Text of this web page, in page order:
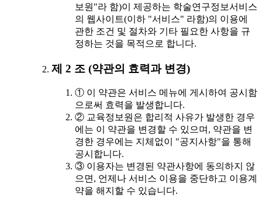
보원"라 함)이 제공하는 학술연구정보서비스
의 웹사이트(이하 "서비스" 라함)의 이용에
관한 조건 및 절차와 기타 필요한 사항을 규
정하는 것을 목적으로 합니다.
제 2 조 (약관의 효력과 변경)
① 이 약관은 서비스 메뉴에 게시하여 공시함
으로써 효력을 발생합니다.
② 교육정보원은 합리적 사유가 발생한 경우
에는 이 약관을 변경할 수 있으며, 약관을 변
경한 경우에는 지체없이 "공지사항"을 통해
공시합니다.
③ 이용자는 변경된 약관사항에 동의하지 않
으면, 언제나 서비스 이용을 중단하고 이용계
약을 해지할 수 있습니다.